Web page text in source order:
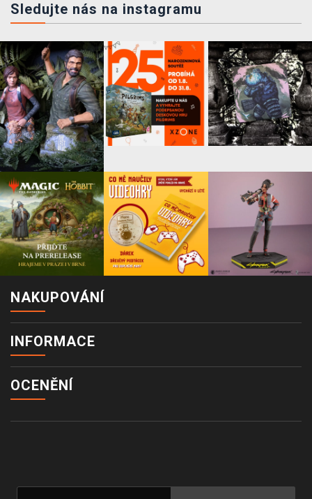
Sledujte nás na instagramu
NAKUPOVÁNÍ
INFORMACE
OCENĚNÍ